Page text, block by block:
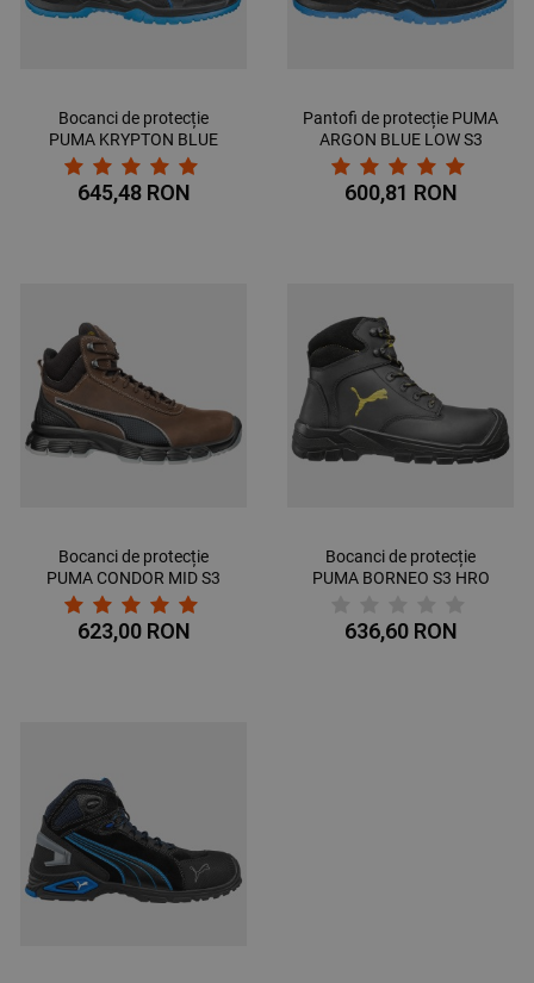
Bocanci de protecție
PUMA KRYPTON BLUE
MID S3 ESD SRC
645,48 RON
Pantofi de protecție PUMA
ARGON BLUE LOW S3
ESD SRC
600,81 RON
Bocanci de protecție
PUMA CONDOR MID S3
ESD SRC
623,00 RON
Bocanci de protecție
PUMA BORNEO S3 HRO
636,60 RON